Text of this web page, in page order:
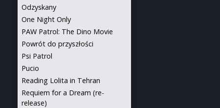
Odzyskany
One Night Only
PAW Patrol: The Dino Movie
Powrót do przyszłości
Psi Patrol
Pucio
Reading Lolita in Tehran
Requiem for a Dream (re-
release)